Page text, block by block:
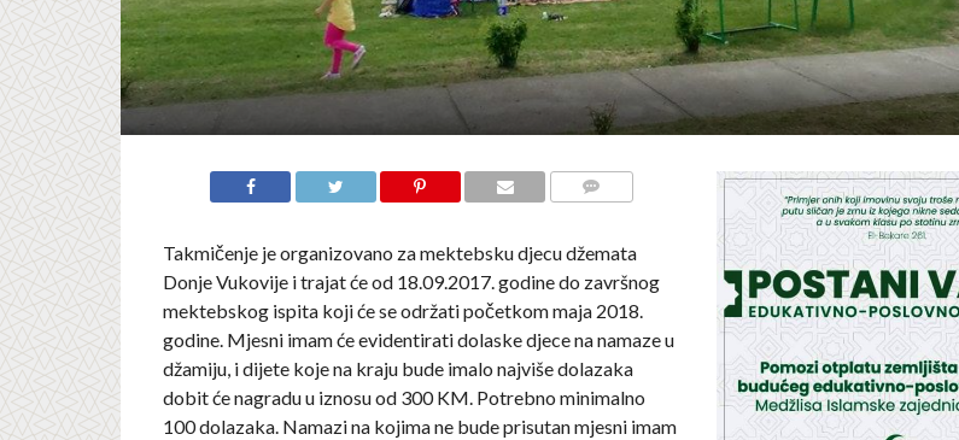
Takmičenje je organizovano za mektebsku djecu džemata
Donje Vukovije i trajat će od 18.09.2017. godine do završnog
mektebskog ispita koji će se održati početkom maja 2018.
godine. Mjesni imam će evidentirati dolaske djece na namaze u
džamiju, i dijete koje na kraju bude imalo najviše dolazaka
dobit će nagradu u iznosu od 300 KM. Potrebno minimalno
100 dolazaka. Namazi na kojima ne bude prisutan mjesni imam